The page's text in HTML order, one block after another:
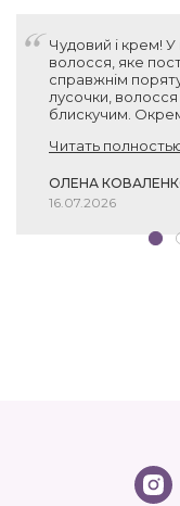
Чудовий і крем!
волосся, яке
справжнім
лусочки,
блискучим.
— за такий об'єм
Читать
ОЛЕНА
16.07.2026